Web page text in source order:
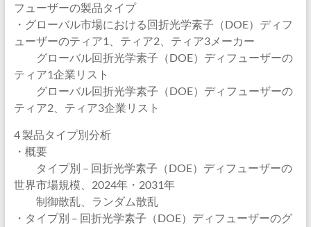
フューザーの製品タイプ
・グローバル市場における回折光学素子（DOE）ディフ
ューザーのティア1、ティア2、ティア3メーカー
グローバル回折光学素子（DOE）ディフューザーの
ティア1企業リスト
グローバル回折光学素子（DOE）ディフューザーの
ティア2、ティア3企業リスト
4 製品タイプ別分析
・概要
タイプ別 – 回折光学素子（DOE）ディフューザーの
世界市場規模、2024年・2031年
制御散乱、ランダム散乱
・タイプ別 – 回折光学素子（DOE）ディフューザーのグ